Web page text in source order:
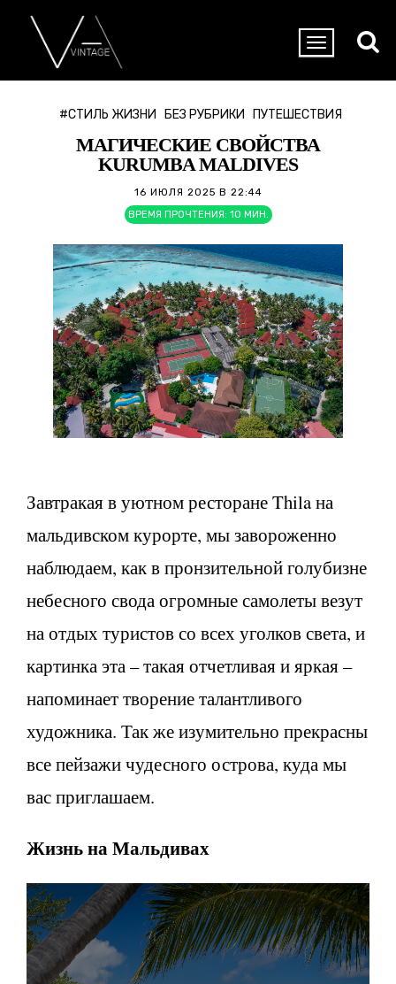
#СТИЛЬ ЖИЗНИ БЕЗ РУБРИКИ ПУТЕШЕСТВИЯ
МАГИЧЕСКИЕ СВОЙСТВА
KURUMBA MALDIVES
16 ИЮЛЯ 2025 В 22:44
ВРЕМЯ ПРОЧТЕНИЯ: 10 МИН.
Завтракая в уютном ресторане Thila на
мальдивском курорте, мы завороженно
наблюдаем, как в пронзительной голубизне
небесного свода огромные самолеты везут
на отдых туристов со всех уголков света, и
картинка эта – такая отчетливая и яркая –
напоминает творение талантливого
художника. Так же изумительно прекрасны
все пейзажи чудесного острова, куда мы
вас приглашаем.
Жизнь на Мальдивах